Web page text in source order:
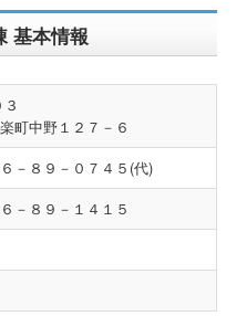
基本情報
町中野１２７－６
－８９－０７４５(代)
－８９－１４１５